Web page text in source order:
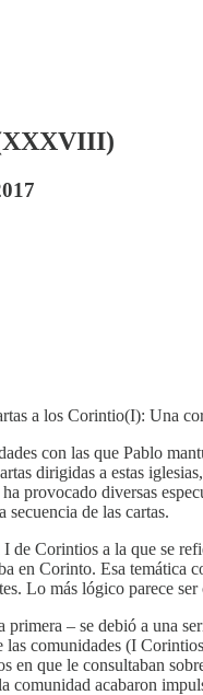
a los Corintio(I): Una
con las que Pablo
dirigidas a estas
provocado diversas
de las cartas.
de Corintios a la que se
en Corinto. Esa temática
Lo más lógico parece
– se debió a una
las comunidades (I
en que le consultaban
comunidad acabaron